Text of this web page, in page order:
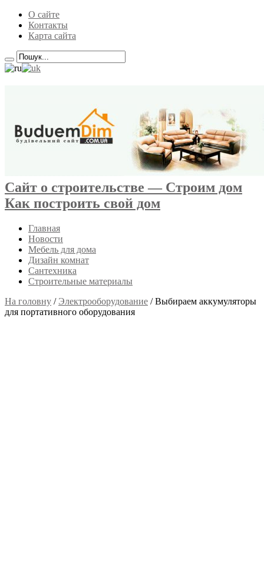
О сайте
Контакты
Карта сайта
Сайт о строительстве — Строим дом
Как построить свой дом
Главная
Новости
Мебель для дома
Дизайн комнат
Сантехника
Строительные материалы
На головну / Электрооборудование /Выбираем аккумуляторы
для портативного оборудования